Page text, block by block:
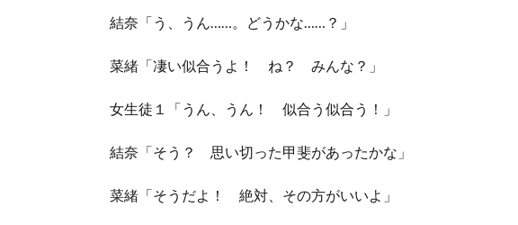
結奈「う、うん……。どうかな……？」
菜緒「凄い似合うよ！ ね？ みんな？」
女生徒１「うん、うん！ 似合う似合う！」
結奈「そう？ 思い切った甲斐があったかな」
菜緒「そうだよ！ 絶対、その方がいいよ」